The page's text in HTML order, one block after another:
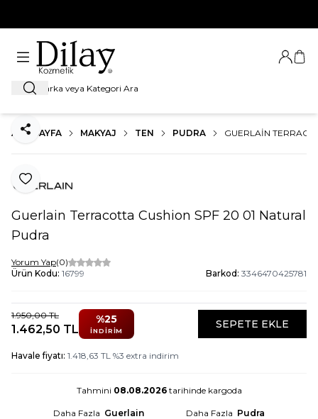
Ara
Giriş
ANA SAYFA MAKYAJ TEN PUDRA GUERLAIN
Favoriye Ekle
Paylaş
Guerlain Terracotta Cushion SPF 20 01 Natural
Pudra
Yorum Yap(0)
Ürün Kodu: 16799 Barkod: 3346470425781
1.950,00TL
1.462,50 TL
%25
İNDIRIM
SEPETE EKLE
Havale fiyatı: 1.418,63 TL %3 extra indirim
Tahmini 08.08.2026tarihinde kargoda
Daha Fazla Guerlain Daha Fazla Pudra